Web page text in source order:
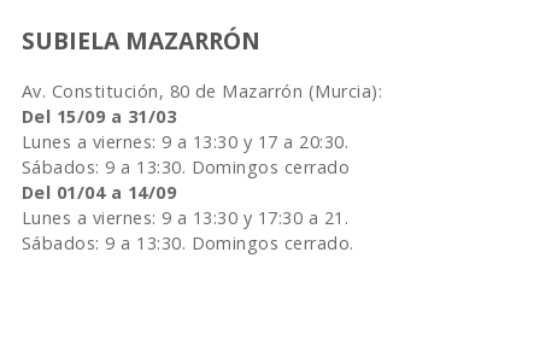
SUBIELA MAZARRÓN
Av. Constitución, 80 de Mazarrón (Murcia):
Del 15/09 a 31/03
Lunes a viernes: 9 a 13:30 y 17 a 20:30.
Sábados: 9 a 13:30. Domingos cerrado
Del 01/04 a 14/09
Lunes a viernes: 9 a 13:30 y 17:30 a 21.
Sábados: 9 a 13:30. Domingos cerrado.